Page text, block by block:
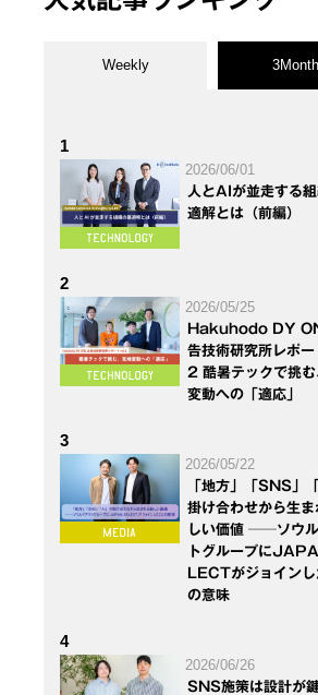
Weekly
1
2026/06/01
人とAIが並走する
適解とは（前編）
2
2026/05/25
Hakuhodo DY
告技術研究所レポ
2 酷暑テックで挑む
変動への「適応」
3
2026/05/22
「地方」「SNS」
掛け合わせから生ま
しい価値 ──ソウ
トグループに
LECTがジョインし
の意味
4
2026/06/26
SNS施策は設計が